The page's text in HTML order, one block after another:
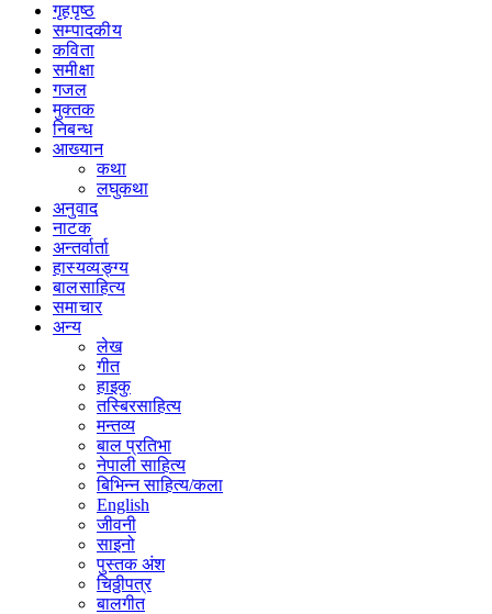
गृहपृष्‍ठ
सम्पादकीय
कविता
समीक्षा
गजल
मुक्तक
निबन्ध
आख्यान
कथा
लघुकथा
अनुवाद
नाटक
अन्तर्वार्ता
हास्यव्यङ्ग्य
बालसाहित्य
समाचार
अन्य
लेख
गीत
हाइकु
तस्बिरसाहित्य
मन्तव्य
बाल प्रतिभा
नेपाली साहित्य
बिभिन्न साहित्य/कला
English
जीवनी
साइनो
पुस्तक अंश
चिठ्ठीपत्र
बालगीत